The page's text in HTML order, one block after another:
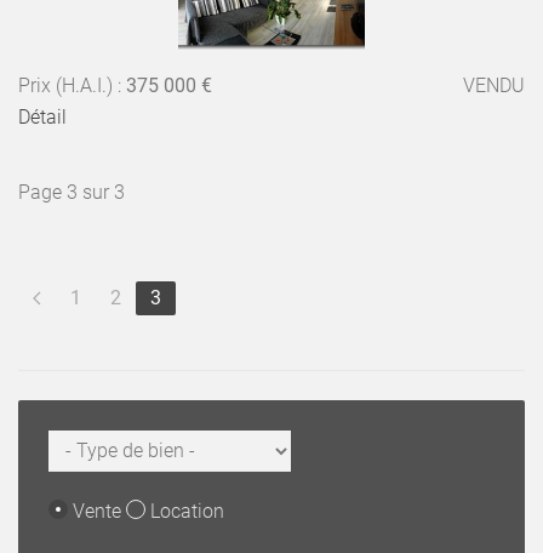
VENDU
Prix (H.A.I.) : 375 000 €
Détail
Page 3 sur 3
1 2 3
Vente Location